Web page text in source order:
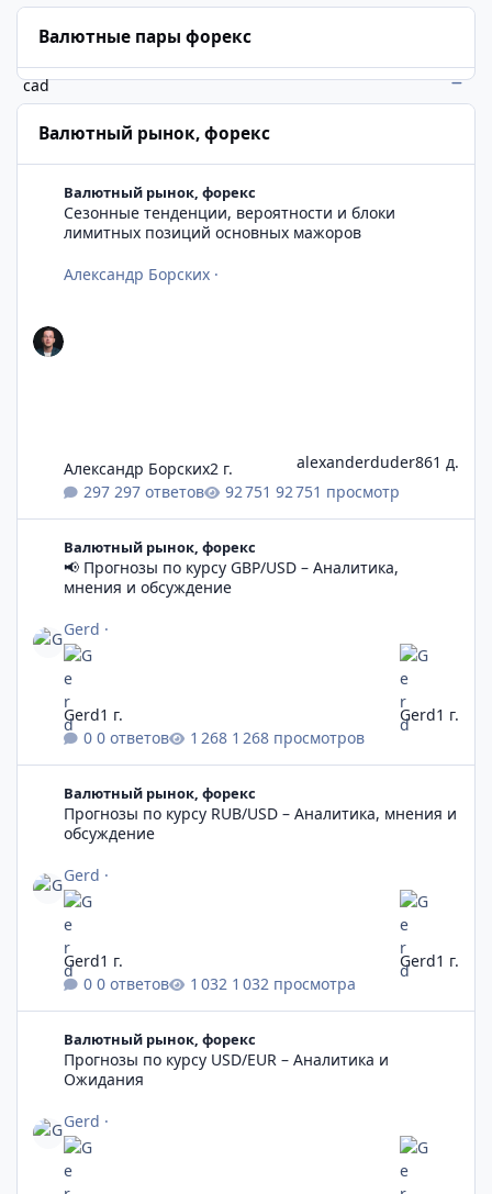
Валютные пары форекс
cad
Валютный рынок, форекс
Валютный рынок, форекс
Сезонные тенденции, вероятности и блоки
лимитных позиций основных мажоров
Александр Борских ·
297 ответов 92 751 просмотр
Александр Борских2 г. alexanderduder861 д.
Валютный рынок, форекс
📢 Прогнозы по курсу GBP/USD – Аналитика,
мнения и обсуждение
Gerd ·
0 ответов 1 268 просмотров
Gerd1 г. Gerd1 г.
Валютный рынок, форекс
Прогнозы по курсу RUB/USD – Аналитика, мнения и
обсуждение
Gerd ·
0 ответов 1 032 просмотра
Gerd1 г. Gerd1 г.
Валютный рынок, форекс
Прогнозы по курсу USD/EUR – Аналитика и
Ожидания
Gerd ·